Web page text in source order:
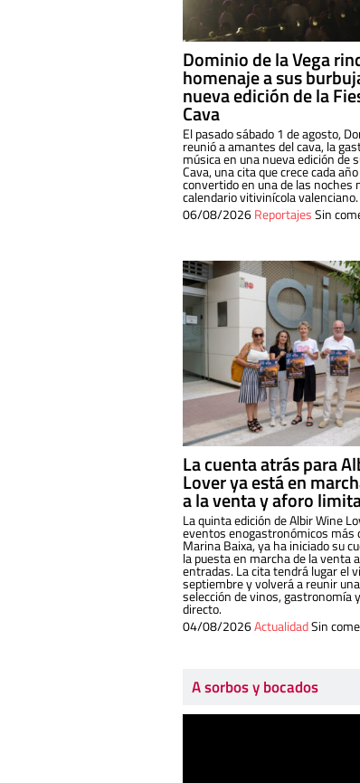
Dominio de la Vega
homenaje a sus
nueva edición de la
Cava
El pasado sábado 1 de agosto,
reunió a amantes del cava, la
música en una nueva edición de
Cava, una cita que crece cada
convertido en una de las noches
calendario vitivinícola valenciano.
06/08/2026ReportajesSin
La cuenta atrás para
Lover ya está en
a la venta y aforo
La quinta edición de Albir Wine
eventos enogastronómicos más
Marina Baixa, ya ha iniciado su
la puesta en marcha de la venta
entradas. La cita tendrá lugar el
septiembre y volverá a reunir
selección de vinos, gastronomía
directo.
04/08/2026ActualidadSin
A sorbos y bocados